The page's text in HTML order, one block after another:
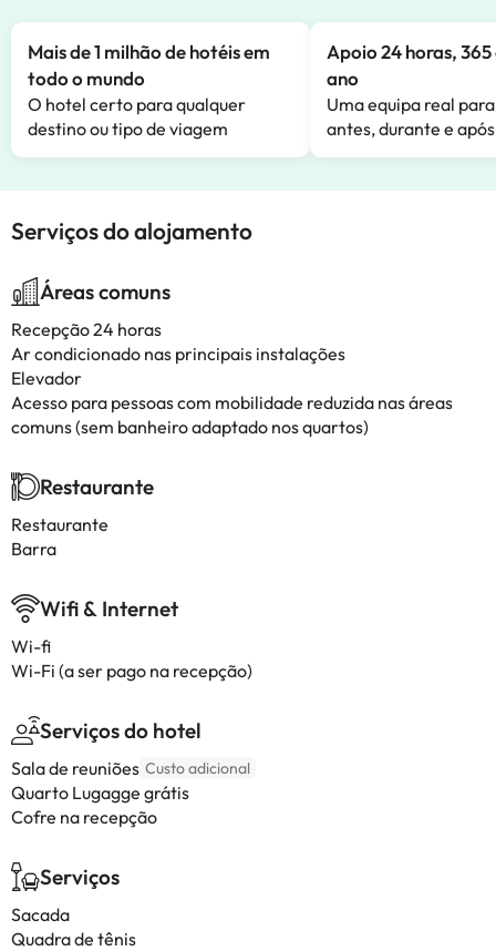
Mais de 1 milhão de hotéis em
todo o mundo
O hotel certo para qualquer
destino ou tipo de viagem
Apoio 24 horas,
ano
Uma equipa real
antes, durante e
Serviços do alojamento
Áreas comuns
Recepção 24 horas
Ar condicionado nas principais instalações
Elevador
Acesso para pessoas com mobilidade reduzida nas áreas
comuns (sem banheiro adaptado nos quartos)
Restaurante
Restaurante
Barra
Wifi & Internet
Wi-fi
Wi-Fi (a ser pago na recepção)
Serviços do hotel
Sala de reuniões Custo adicional
Quarto Lugagge grátis
Cofre na recepção
Serviços
Sacada
Quadra de tênis